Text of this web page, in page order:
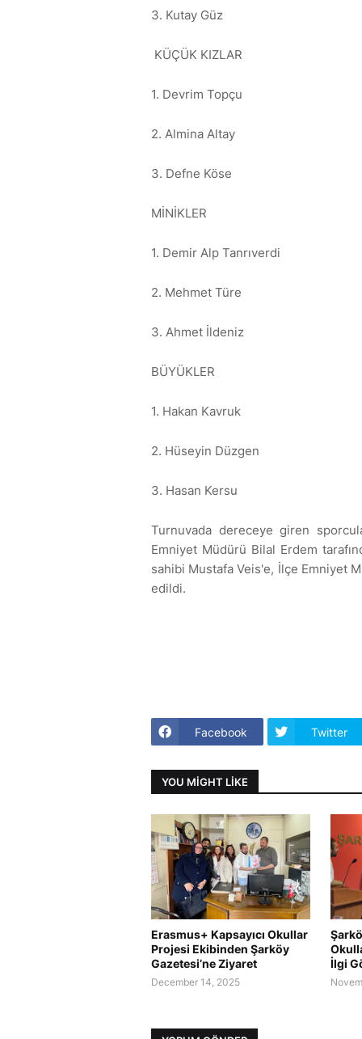
3. Kutay Güz
KÜÇÜK KIZLAR
1. Devrim Topçu
2. Almina Altay
3. Defne Köse
MİNİKLER
1. Demir Alp Tanrıverdi
2. Mehmet Türe
3. Ahmet İldeniz
BÜYÜKLER
1. Hakan Kavruk
2. Hüseyin Düzgen
3. Hasan Kersu
Turnuvada dereceye giren
Emniyet Müdürü Bilal Erdem
sahibi Mustafa Veis'e, İlçe Emniyet
edildi.
Facebook Twitter
YOU MIGHT LIKE
Erasmus+ Kapsayıcı Okullar
Projesi Ekibinden Şarköy
Gazetesi’ne Ziyaret
December 14, 2025
İlgi